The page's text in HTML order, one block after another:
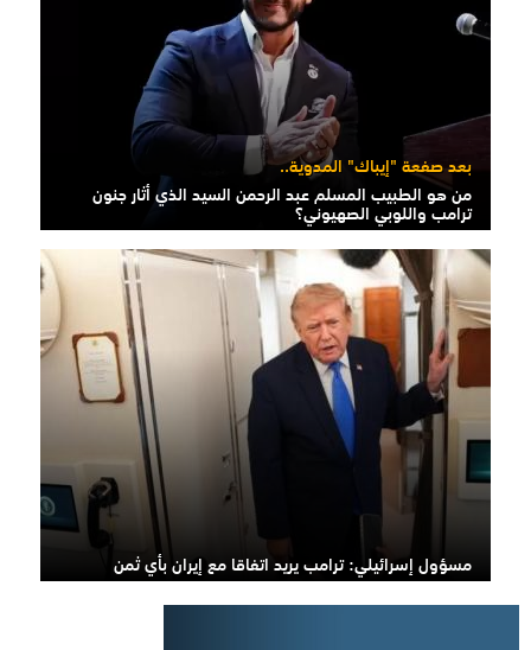
بعد صفعة "إيباك" المدوية..
من هو الطبيب المسلم عبد الرحمن السيد الذي أثار جنون
ترامب واللوبي الصهيوني؟
مسؤول إسرائيلي: ترامب يريد اتفاقا مع إيران بأي ثمن